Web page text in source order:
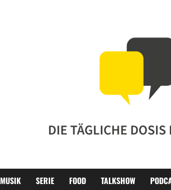
MUSIK SERIE FOOD TALKSHOW